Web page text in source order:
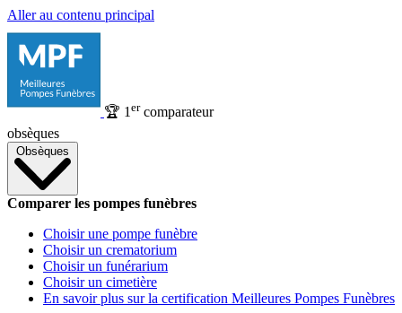
Aller au contenu principal
🏆 1 ercomparateur
obsèques
Obsèques
Comparer les pompes funèbres
Choisir une pompe funèbre
Choisir un crematorium
Choisir un funérarium
Choisir un cimetière
En savoir plus sur la certification Meilleures Pompes Funèbres